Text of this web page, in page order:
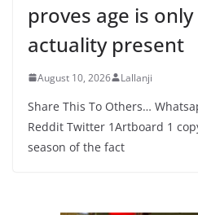
proves age is
actuality present
August 10, 2026 Lallanji
Share This To Others…
Reddit Twitter 1Artboard 1
season of the fact